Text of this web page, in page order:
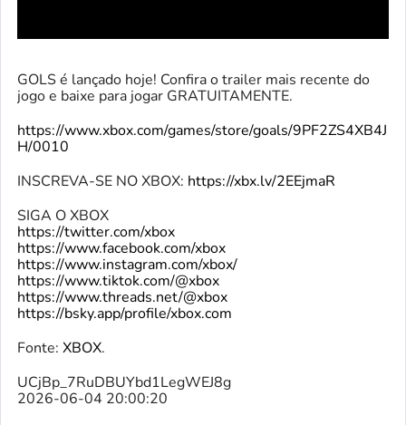
GOLS é lançado hoje! Confira o trailer mais recente do
jogo e baixe para jogar GRATUITAMENTE.
https://www.xbox.com/games/store/goals/9PF2ZS4XB4J
H/0010
INSCREVA-SE NO XBOX: https://xbx.lv/2EEjmaR
SIGA O XBOX
https://twitter.com/xbox
https://www.facebook.com/xbox
https://www.instagram.com/xbox/
https://www.tiktok.com/@xbox
https://www.threads.net/@xbox
https://bsky.app/profile/xbox.com
Fonte: XBOX.
UCjBp_7RuDBUYbd1LegWEJ8g
2026-06-04 20:00:20